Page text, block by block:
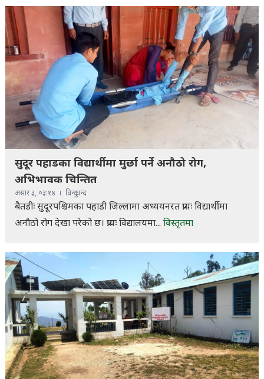
सुदूर पहाडका विद्यार्थीमा मुर्छा पर्ने अनौठो रोग,
अभिभावक चिन्तित
असार ३, ०३:१४ विन्दु चन्द
बैतडीः सुदूरपश्चिमका पहाडी जिल्लामा अध्ययनरत प्रायः विद्यार्थीमा
अनौठो रोग देखा परेको छ। प्रायः विद्यालयमा... विस्तृतमा